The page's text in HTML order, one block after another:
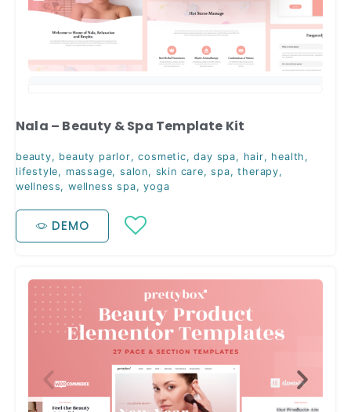
Nala – Beauty & Spa Template Kit
beauty, beauty parlor,cosmetic,day spa, hair, health ,
lifestyle, massage,salon, skin care,spa,therapy,
wellness,wellness spa,yoga
DEMO